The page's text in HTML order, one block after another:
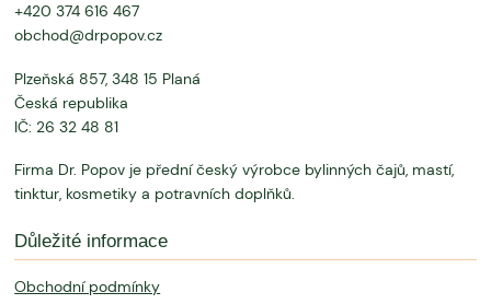
+420 374 616 467
obchod@drpopov.cz
Plzeňská 857, 348 15 Planá
Česká republika
IČ: 26 32 48 81
Firma Dr. Popov je přední český výrobce bylinných čajů, mastí,
tinktur, kosmetiky a potravních doplňků.
Důležité informace
Obchodní podmínky